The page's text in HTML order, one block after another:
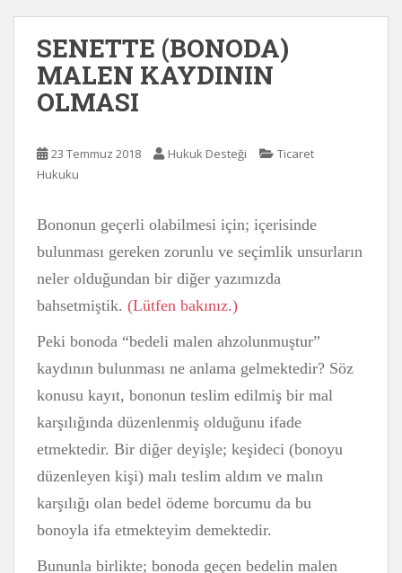
SENETTE (BONODA)
MALEN KAYDININ
OLMASI
23 Temmuz 2018 Hukuk Desteği
Ticaret
Hukuku
Bononun geçerli olabilmesi için; içerisinde
bulunması gereken zorunlu ve seçimlik unsurların
neler olduğundan bir diğer yazımızda
bahsetmiştik. (Lütfen bakınız.)
Peki bonoda “bedeli malen ahzolunmuştur”
kaydının bulunması ne anlama gelmektedir? Söz
konusu kayıt, bononun teslim edilmiş bir mal
karşılığında düzenlenmiş olduğunu ifade
etmektedir. Bir diğer deyişle; keşideci (bonoyu
düzenleyen kişi) malı teslim aldım ve malın
karşılığı olan bedel ödeme borcumu da bu
bonoyla ifa etmekteyim demektedir.
Bununla birlikte; bonoda geçen bedelin malen